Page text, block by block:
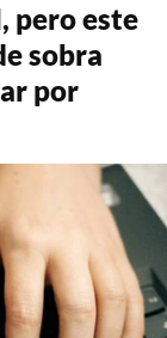
pero este
sobra
por